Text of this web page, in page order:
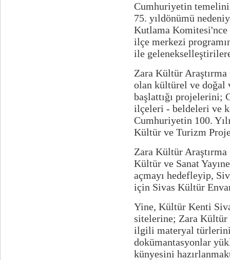
Cumhuriyetin
75. yıldönümü
Kutlama Komitesi'nce
ilçe merkezi
ile
Zara Kültür
olan kültürel ve doğal
başlattığı projelerini;
ilçeleri - beldeleri ve
Cumhuriyetin 100.
Kültür ve Turizm
Zara Kültür
Kültür ve Sanat
açmayı hedefleyip,
için Sivas Kültür
Yine, Kültür Kenti
sitelerine; Zara
ilgili materyal
dokümantasyonlar
künyesini